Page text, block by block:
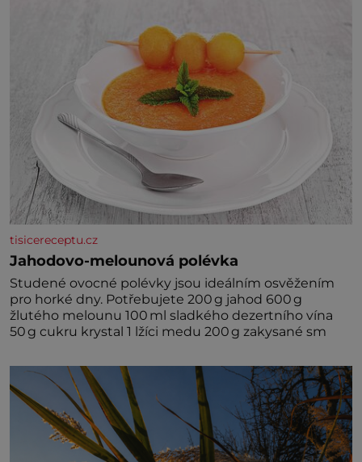
tisicereceptu.cz
Jahodovo-melounová polévka
Studené ovocné polévky jsou ideálním osvěžením
pro horké dny. Potřebujete 200 g jahod 600 g
žlutého melounu 100 ml sladkého dezertního vína
50 g cukru krystal 1 lžíci medu 200 g zakysané sm